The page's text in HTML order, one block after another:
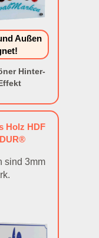
Außen
Hinter-
Holz HDF
sind 3mm